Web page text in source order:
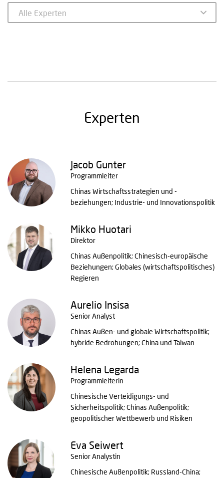
Experten
Jacob Gunter
Programmleiter
Chinas Wirtschaftsstrategien und -
beziehungen; Industrie- und Innovationspolitik
Mikko Huotari
Direktor
Chinas Außenpolitik; Chinesisch-europäische
Beziehungen; Globales (wirtschaftspolitisches)
Regieren
Aurelio Insisa
Senior Analyst
Chinas Außen- und globale Wirtschaftspolitik;
hybride Bedrohungen; China und Taiwan
Helena Legarda
Programmleiterin
Chinesische Verteidigungs- und
Sicherheitspolitik; Chinas Außenpolitik;
geopolitischer Wettbewerb und Risiken
Eva Seiwert
Senior Analystin
Chinesische Außenpolitik; Russland-China;